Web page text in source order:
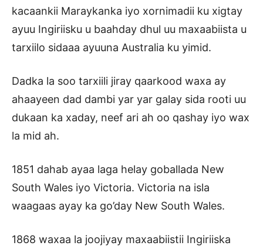
kacaankii Maraykanka iyo xornimadii ku xigtay
ayuu Ingiriisku u baahday dhul uu maxaabiista u
tarxiilo sidaaa ayuuna Australia ku yimid.
Dadka la soo tarxiili jiray qaarkood waxa ay
ahaayeen dad dambi yar yar galay sida rooti uu
dukaan ka xaday, neef ari ah oo qashay iyo wax
la mid ah.
1851 dahab ayaa laga helay goballada New
South Wales iyo Victoria. Victoria na isla
waagaas ayay ka go’day New South Wales.
1868 waxaa la joojiyay maxaabiistii Ingiriiska